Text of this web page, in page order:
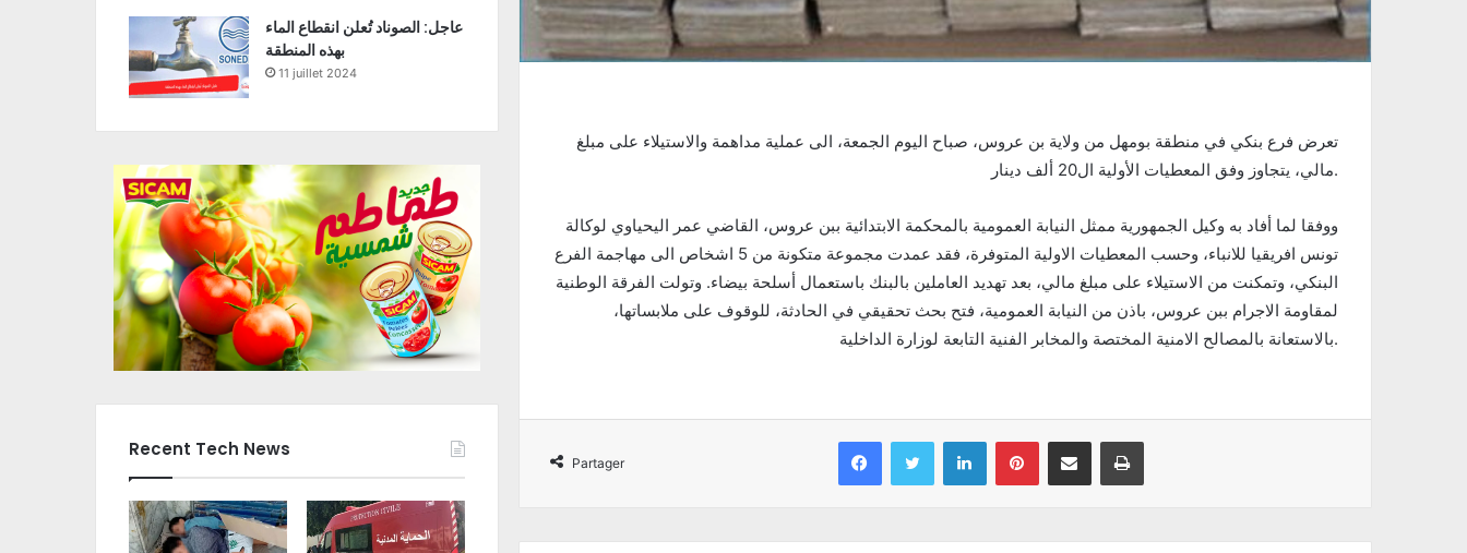
تعرض فرع بنكي في منطقة بومهل من ولاية بن عروس، صباح اليوم الجمعة، الى عملية مداهمة والاستيلاء على مبلغ
مالي، يتجاوز وفق المعطيات الأولية ال20 ألف دينار.
ووفقا لما أفاد به وكيل الجمهورية ممثل النيابة العمومية بالمحكمة الابتدائية ببن عروس، القاضي عمر اليحياوي لوكالة
تونس افريقيا للانباء، وحسب المعطيات الاولية المتوفرة، فقد عمدت مجموعة متكونة من 5 اشخاص الى مهاجمة الفرع
البنكي، وتمكنت من الاستيلاء على مبلغ مالي، بعد تهديد العاملين بالبنك باستعمال أسلحة بيضاء. وتولت الفرقة الوطنية
لمقاومة الاجرام ببن عروس، باذن من النيابة العمومية، فتح بحث تحقيقي في الحادثة، للوقوف على ملابساتها،
بالاستعانة بالمصالح الامنية المختصة والمخابر الفنية التابعة لوزارة الداخلية.
Partager
Facebook Twitter Linkedin Pinterest Partager par email Imprimer
عاجل: الصوناد تُعلن انقطاع الماء
بهذه المنطقة
11 juillet 2024
Recent Tech News